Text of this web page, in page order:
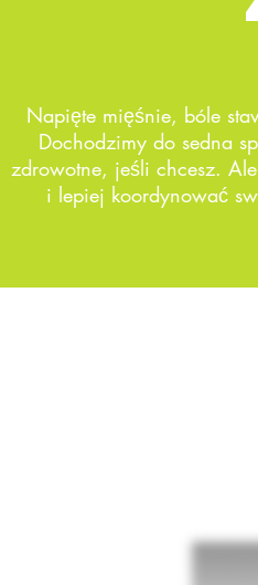
Napięte mięśnie, bóle
Dochodzimy do sedna
zdrowotne, jeśli chcesz.
i lepiej koordynować